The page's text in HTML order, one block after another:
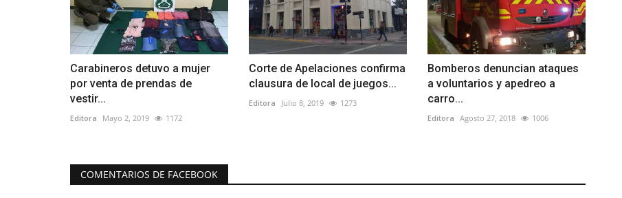
Carabineros detuvo a mujer
por venta de prendas de
vestir...
Editora Mayo 2, 2019 1172
Corte de Apelaciones confirma
clausura de local de juegos...
Editora Julio 8, 2019 1273
Bomberos denuncian ataques
a voluntarios y apedreo a
carro...
Editora Agosto 27, 2018 1006
COMENTARIOS DE FACEBOOK